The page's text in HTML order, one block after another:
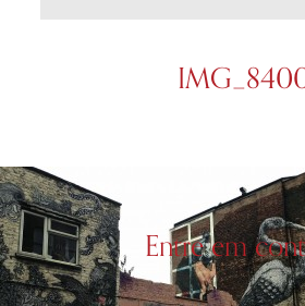
Entre em